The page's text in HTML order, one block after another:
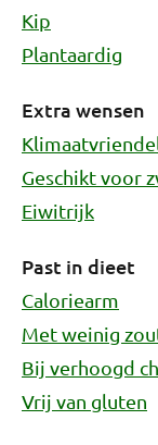
Kip
Plantaardig
Extra wensen
Geschikt voor
Eiwitrijk
Past in dieet
Caloriearm
Met weinig
Bij verhoogd
Vrij van gluten